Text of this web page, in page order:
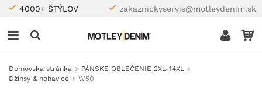
4000+ ŠTÝLOV zakaznickyservis@motleydenim.sk
Domovská stránka
PÁNSKE OBLEČENIE 2XL-14XL
Džínsy & nohavice
W50